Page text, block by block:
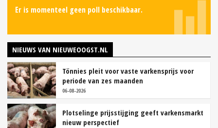
Er is momenteel geen poll beschikbaar.
NIEUWS VAN NIEUWEOOGST.NL
Tönnies pleit voor vaste varkensprijs voor
periode van zes maanden
06-08-2026
Plotselinge prijsstijging geeft varkensmarkt
nieuw perspectief